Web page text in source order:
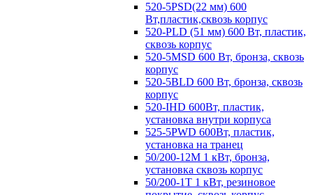
520-5PSD(22 мм) 600
Вт,пластик,сквозь корпус
520-PLD (51 мм) 600 Вт, пластик,
сквозь корпус
520-5MSD 600 Вт, бронза, сквозь
корпус
520-5BLD 600 Вт, бронза, сквозь
корпус
520-IHD 600Вт, пластик,
установка внутри корпуса
525-5PWD 600Вт, пластик,
установка на транец
50/200-12M 1 кВт, бронза,
установка сквозь корпус
50/200-1T 1 кВт, резиновое